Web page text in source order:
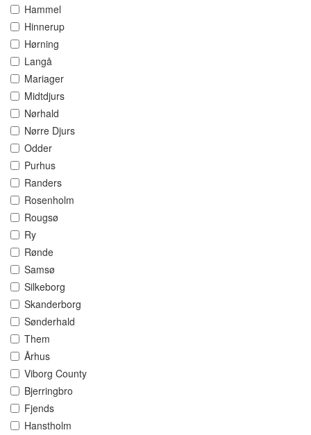
Hammel
Hinnerup
Hørning
Langå
Mariager
Midtdjurs
Nørhald
Nørre Djurs
Odder
Purhus
Randers
Rosenholm
Rougsø
Ry
Rønde
Samsø
Silkeborg
Skanderborg
Sønderhald
Them
Århus
Viborg County
Bjerringbro
Fjends
Hanstholm